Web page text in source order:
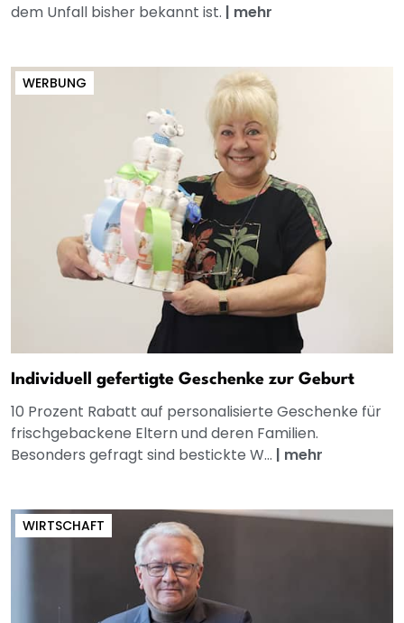
dem Unfall bisher bekannt ist. | mehr
WERBUNG
Individuell gefertigte Geschenke zur Geburt
10 Prozent Rabatt auf personalisierte Geschenke für
frischgebackene Eltern und deren Familien.
Besonders gefragt sind bestickte W... | mehr
WIRTSCHAFT